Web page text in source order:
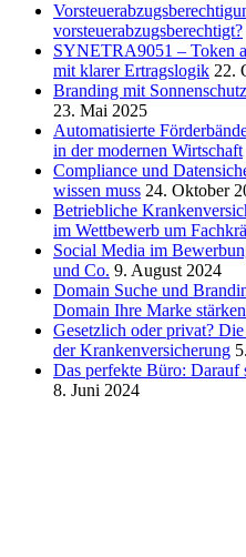
vorsteuerabzugsberechtigt?
SYNETRA9051 – Token
mit klarer Ertragslogik 22.
Branding mit
23. Mai 2025
Automatisierte
in der modernen Wirtschaft
Compliance und
wissen muss 24. Oktober
Betriebliche
im Wettbewerb um
Social Media im
und Co. 9. August 2024
Domain Suche und
Domain Ihre Marke stärken
Gesetzlich oder privat?
der Krankenversicherung
Das perfekte Büro: Darauf
8. Juni 2024